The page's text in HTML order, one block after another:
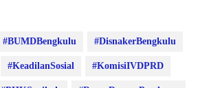
#BUMDBengkulu #DisnakerBengkulu
#KeadilanSosial #KomisiIVDPRD